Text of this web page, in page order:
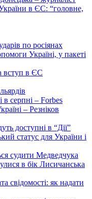
в ЄС: “головне,
по росіянах
Україні, у пакеті
вступ в ЄС
в серпні – Forbes
– Резніков
доступні в “Дії”
статус для України і
судити Медведчука
в бік Лисичанська
свідомості: як надати